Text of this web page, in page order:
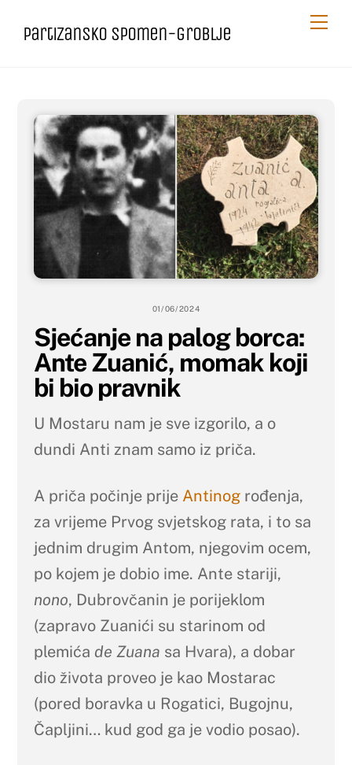
Partizansko spomen-groblje
01/06/2024
Sjećanje na palog borca:
Ante Zuanić, momak koji
bi bio pravnik
U Mostaru nam je sve izgorilo, a o
dundi Anti znam samo iz priča.
A priča počinje prije Antinog rođenja,
za vrijeme Prvog svjetskog rata, i to sa
jednim drugim Antom, njegovim ocem,
po kojem je dobio ime. Ante stariji,
nono, Dubrovčanin je porijeklom
(zapravo Zuanići su starinom od
plemića de Zuana sa Hvara), a dobar
dio života proveo je kao Mostarac
(pored boravka u Rogatici, Bugojnu,
Čapljini… kud god ga je vodio posao).